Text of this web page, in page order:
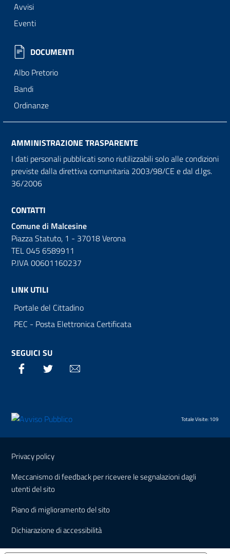
Avvisi
Eventi
DOCUMENTI
Albo Pretorio
Bandi
Ordinanze
AMMINISTRAZIONE TRASPARENTE
I dati personali pubblicati sono riutilizzabili solo alle condizioni
previste dalla direttiva comunitaria 2003/98/CE e dal d.lgs.
36/2006
CONTATTI
Comune di Malcesine
Piazza Statuto, 1 - 37018 Verona
TEL 045 6589911
P.IVA 00601160237
LINK UTILI
Portale del Cittadino
PEC - Posta Elettronica Certificata
SEGUICI SU
Facebook Twitter
Totale Visite: 109
Sezione Link Utili
Privacy policy
Meccanismo di feedback per ricevere le segnalazioni dagli
utenti del sito
Piano di miglioramento del sito
Dichiarazione di accessibilità